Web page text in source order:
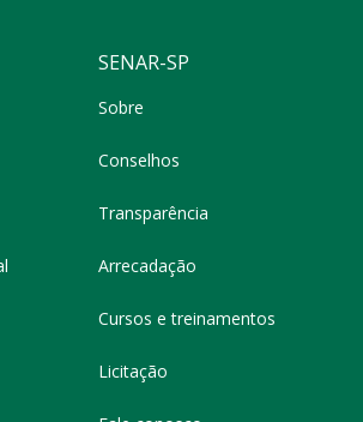
SENAR-SP
Sobre
Conselhos
Transparência
Arrecadação
Cursos e treinamentos
Licitação